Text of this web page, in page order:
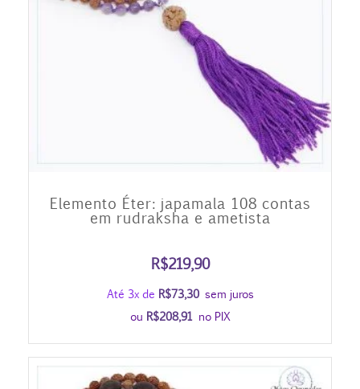
Elemento Éter: japamala 108 contas
em rudraksha e ametista
R$219,90
Até 3x de R$73,30 sem juros
ou R$208,91 no PIX